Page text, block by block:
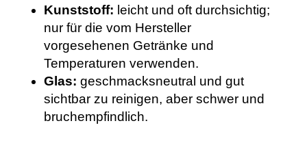
Kunststoff: leicht und oft durchsichtig;
nur für die vom Hersteller
vorgesehenen Getränke und
Temperaturen verwenden.
Glas: geschmacksneutral und gut
sichtbar zu reinigen, aber schwer und
bruchempfindlich.